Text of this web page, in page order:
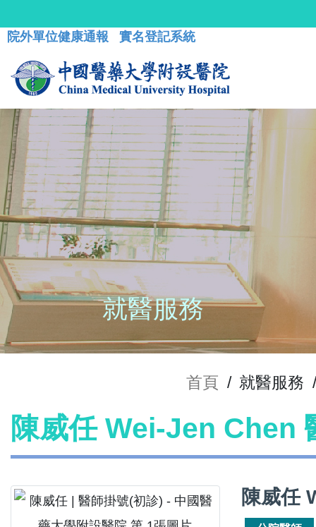
院外單位健康通報 實名登記系統
就醫服務
首頁 / 就醫服務 /
陳威任 Wei-Jen Chen
陳威任